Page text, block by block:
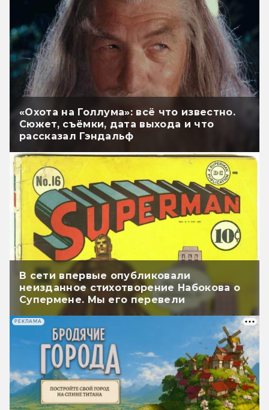
«Охота на Голлума»: всё что известно.
Сюжет, съёмки, дата выхода и что
рассказал Гэндальф
В сети впервые опубликовали
неизданное стихотворение Набокова о
Супермене. Мы его перевели
РЕКЛАМА